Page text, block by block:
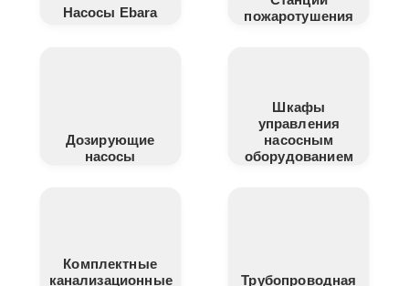
Насосы Ebara
пожаротушения
Дозирующие
насосы
Шкафы
управления
насосным
оборудованием
Комплектные
канализационные
Трубопроводная